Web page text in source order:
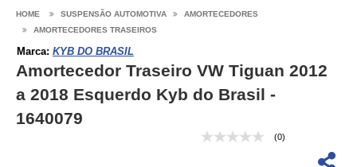
SUSPENSÃO AUTOMOTIVA
AMORTECEDORES
AMORTECEDORES TRASEIROS
Marca: KYB DO BRASIL
Amortecedor Traseiro VW Tiguan 2012
a 2018 Esquerdo Kyb do Brasil -
1640079
(0)